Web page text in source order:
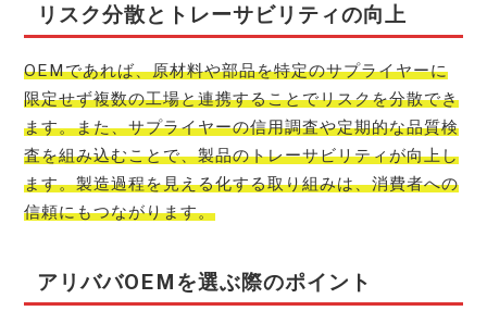
リスク分散とトレーサビリティの向上
OEMであれば、原材料や部品を特定のサプライヤーに
限定せず複数の工場と連携することでリスクを分散でき
ます。また、サプライヤーの信用調査や定期的な品質検
査を組み込むことで、製品のトレーサビリティが向上し
ます。製造過程を見える化する取り組みは、消費者への
信頼にもつながります。
アリババOEMを選ぶ際のポイント